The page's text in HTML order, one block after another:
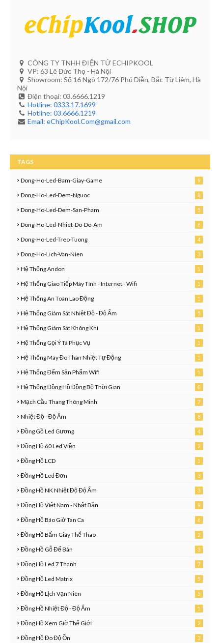
CÔNG TY TNHH ĐIỆN TỬ ECHIPKOOL
VP: 63 Lê Đức Thọ - Hà Nội
Showroom: Số 16 Ngõ 172/76 Phú Diễn, Bắc Từ Liêm, Hà
Nội
Điện thoại: 03.6666.1219
Hotline: 0333.17.1699
Hotline: 03.6666.1219
Email: eChipKool.Com@gmail.com
TAGS
Dong-Ho-Led-Bam-Giay-Game 9
Dong-Ho-Led-Dem-Nguoc
8
Dong-Ho-Led-Dem-San-Pham
5
Dong-Ho-Led-Nhiet-Do-Do-Am
6
Dong-Ho-Led-Treo-Tuong
4
Dong-Ho-Lich-Van-Nien
3
Hệ Thống Andon 1
Hệ Thống Giao Tiếp Máy Tính - Internet - Wifi 1
Hệ Thống An Toàn Lao Động 1
Hệ Thống Giám Sát Nhiệt Độ - Độ Ẩm 5
Hệ Thống Giám Sát Không Khí 1
Hệ Thống Gọi Ý Tá Phục Vụ 1
Hệ Thống Máy Đo Thân Nhiệt Tự Động 1
Hệ Thống Đếm Sản Phẩm Wifi 1
Hệ Thống Đồng Hồ Đồng Bộ Thời Gian 8
Mạch Cầu Thang Thông Minh 7
Nhiệt Độ - Độ Ẩm 8
Đồng Gồ Led Gương 4
Đồng Hồ 60 Led Viền 2
Đồng Hồ LCD
1
Đồng Hồ Led Đơn
3
Đồng Hồ NK Nhiệt Độ Độ Ẩm 3
Đồng Hồ Việt Nam - Nhật Bản 9
Đồng Hồ Báo Giờ Tan Ca 6
Đồng Hồ Bấm Giây Thể Thao
2
Đồng Hồ Gỗ Để Bàn
3
Đồng Hồ Led 7 Thanh
7
Đồng Hồ Led Matrix 5
Đồng Hồ Lịch Vạn Niên
5
Đồng Hồ Nhiệt Độ - Độ Ẩm
1
1
Đồng Hồ Xem Giờ Thế Giới 2
Đồng Hồ Đo Độ Ồn 3